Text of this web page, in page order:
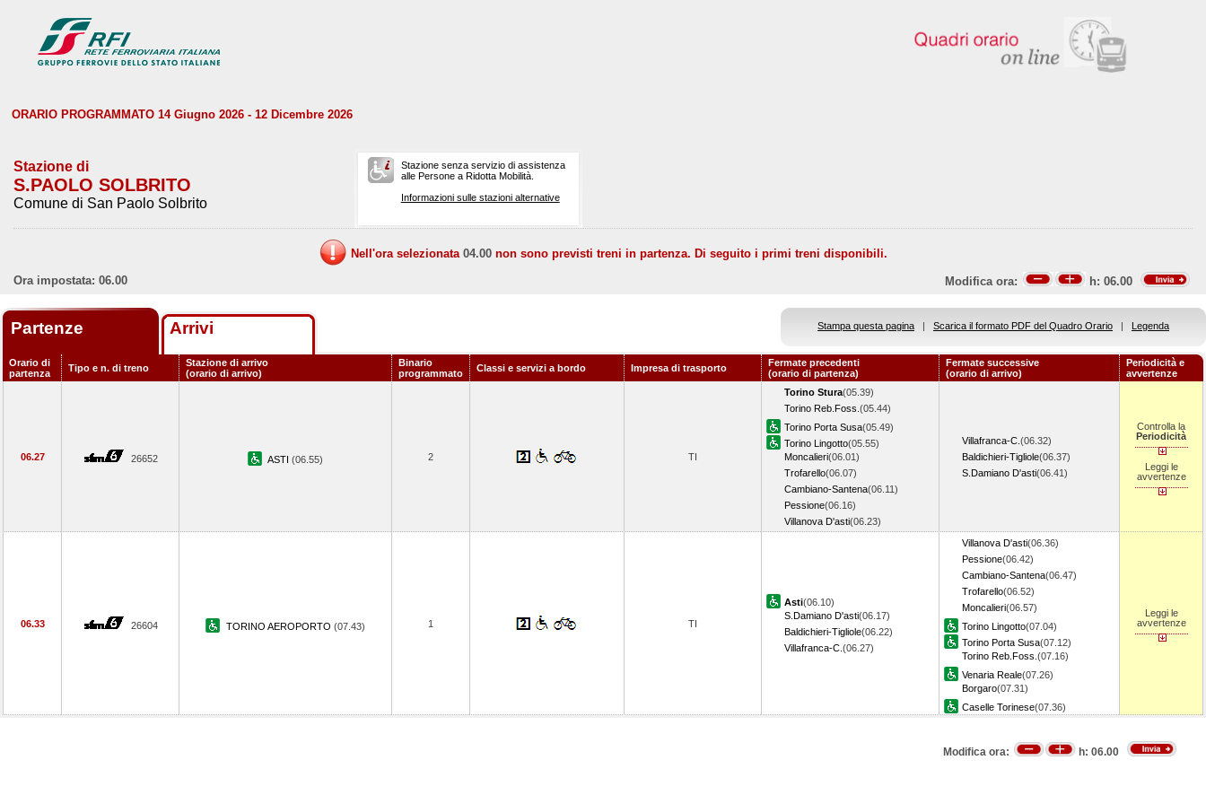
ORARIO PROGRAMMATO 14 Giugno 2026 - 12 Dicembre 2026
Stazione di
S.PAOLO SOLBRITO
Comune di San Paolo Solbrito
Stazione senza servizio di assistenza
alle Persone a Ridotta Mobilità.
Informazioni sulle stazioni alternative
Nell'ora selezionata 04.00 non sono previsti treni in partenza. Di seguito i primi treni disponibili.
Ora impostata: 06.00
Modifica ora: h: 06.00
Partenze Arrivi Stampa questa pagina | Scarica il formato PDF del Quadro Orario | Legenda
Orario di
partenza
Tipo e n. di treno
Stazione di arrivo
(orario di arrivo)
Binario
programmato
Classi e servizi a bordo Impresa di trasporto
Fermate precedenti
(orario di partenza)
Fermate successive
(orario di arrivo)
Periodicità e
avvertenze
06.27 26652 ASTI (06.55) 2 TI
Torino Stura(05.39)
Torino Reb.Foss. (05.44)
Torino Porta Susa(05.49)
Torino Lingotto(05.55)
Moncalieri(06.01)
Trofarello(06.07)
Cambiano-Santena(06.11)
Pessione(06.16)
Villanova D'asti(06.23)
Villafranca-C. (06.32)
Baldichieri-Tigliole(06.37)
S.Damiano D'asti(06.41)
Controlla la
Periodicità
Leggi le
avvertenze
06.33 26604 TORINO AEROPORTO (07.43) 1 TI
Asti(06.10)
S.Damiano D'asti(06.17)
Baldichieri-Tigliole(06.22)
Villafranca-C. (06.27)
Villanova D'asti(06.36)
Pessione(06.42)
Cambiano-Santena(06.47)
Trofarello(06.52)
Moncalieri(06.57)
Torino Lingotto(07.04)
Torino Porta Susa(07.12)
Torino Reb.Foss. (07.16)
Venaria Reale(07.26)
Borgaro(07.31)
Caselle Torinese(07.36)
Leggi le
avvertenze
Modifica ora: h: 06.00